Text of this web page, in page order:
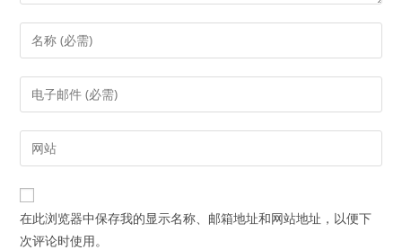
Enter
your
name
comment
Enter
your
email
address
comment
Enter
your
website
URL
(optional)
在此浏览器中保存我的显示名称、邮箱地址和网站地址，以便下
次评论时使用。